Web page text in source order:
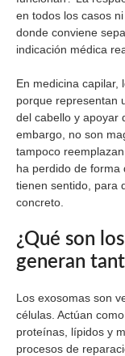
en todos los casos
donde conviene
indicación médica
En medicina capilar,
porque representan
del cabello y apoyar
embargo, no son
tampoco
ha perdido de forma
tienen sentido, para
concreto.
¿Qué son
generan
Los exosomas son
células. Actúan
proteínas, lípidos y
procesos de